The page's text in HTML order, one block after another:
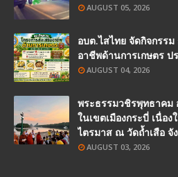
AUGUST 05, 2026
อบต.ไสไทย จัดกิจกรร
อาชีพด้านการเกษตร ป
AUGUST 04, 2026
พระธรรมวชิรพุทธาค
ในเขตเมืองกระบี่ เนื่อ
ไตรมาส ณ วัดถ้ำเสือ จั
AUGUST 03, 2026